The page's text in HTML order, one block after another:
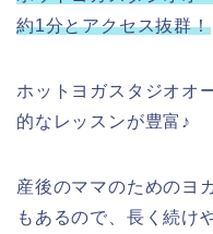
約1分とアクセス抜群！
ホットヨガスタジオオ
的なレッスンが豊富♪
産後のママのためのヨ
もあるので、長く続け